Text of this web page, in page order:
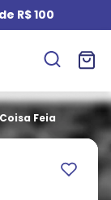
R$ 100
Feia